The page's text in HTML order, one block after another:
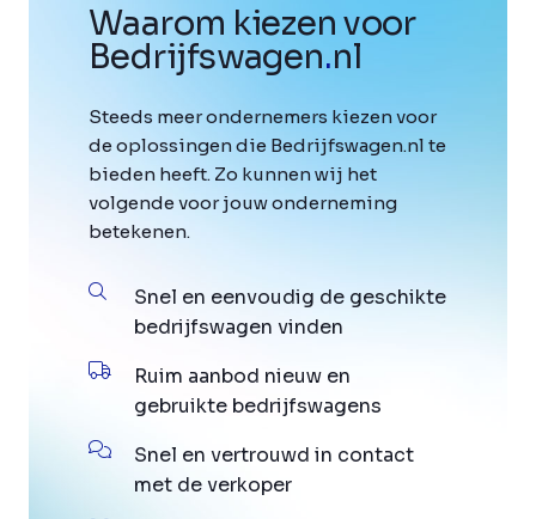
Waarom kiezen voor
Bedrijfswagen.nl
Steeds meer ondernemers kiezen voor
de oplossingen die Bedrijfswagen.nl te
bieden heeft. Zo kunnen wij het
volgende voor jouw onderneming
betekenen.
Snel en eenvoudig de geschikte
bedrijfswagen vinden
Ruim aanbod nieuw en
gebruikte bedrijfswagens
Snel en vertrouwd in contact
met de verkoper